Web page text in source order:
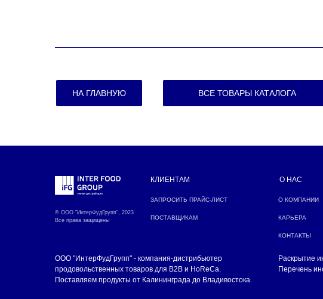
НА ГЛАВНУЮ ВСЕ ТОВАРЫ КАТАЛОГА
КЛИЕНТАМ
О КОМПАНИИ
КАРЬЕРА
КОНТАКТЫ
ЗАПРОСИТЬ ПРАЙС-ЛИСТ
ПОСТАВЩИКАМ
ООО "ИнтерФудГрупп" - компания-дистрибьютер
продовольственных товаров для B2B и HoReCa.
Поставляем продукты от Калининграда до Владивостока.
Раскрытие
Перечень
О НАС
© ООО "ИнтерФудГрупп", 2023
Все права защищены